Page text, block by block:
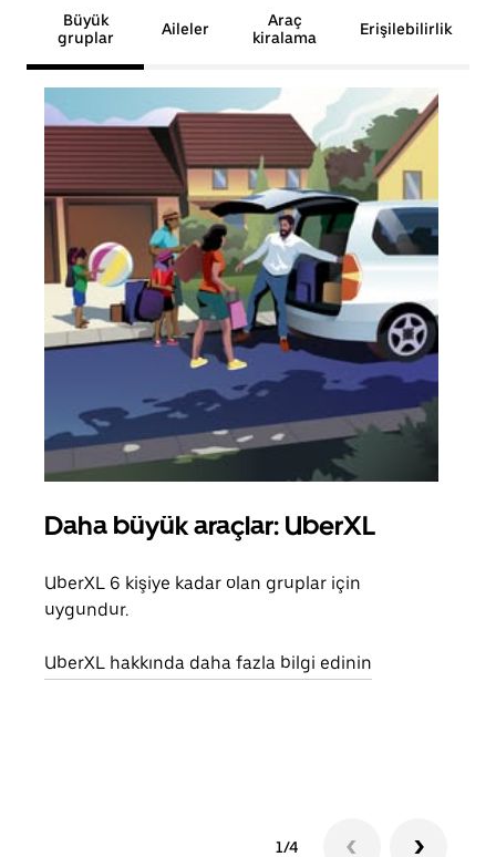
Büyük
gruplar
Aileler
Araç
kiralama
Erişilebilirlik
Daha büyük araçlar: UberXL
UberXL 6 kişiye kadar olan gruplar için
uygundur.
UberXL hakkında daha fazla bilgi edinin
1/4